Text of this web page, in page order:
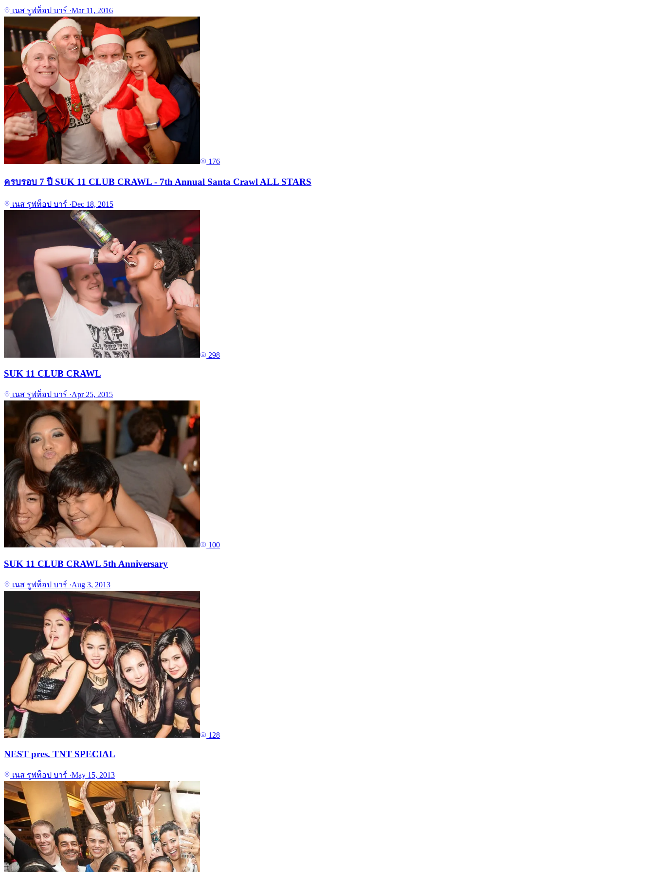
เนส รูฟท็อป บาร์ ·Mar 11, 2016
176
ครบรอบ 7 ปี SUK 11 CLUB CRAWL - 7th Annual Santa Crawl ALL STARS
เนส รูฟท็อป บาร์ ·Dec 18, 2015
298
SUK 11 CLUB CRAWL
เนส รูฟท็อป บาร์ ·Apr 25, 2015
100
SUK 11 CLUB CRAWL 5th Anniversary
เนส รูฟท็อป บาร์ ·Aug 3, 2013
128
NEST pres. TNT SPECIAL
เนส รูฟท็อป บาร์ ·May 15, 2013